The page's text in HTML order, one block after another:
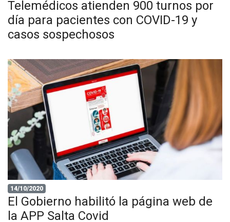
Telemédicos atienden 900 turnos por
día para pacientes con COVID-19 y
casos sospechosos
14/10/2020
El Gobierno habilitó la página web de
la APP Salta Covid